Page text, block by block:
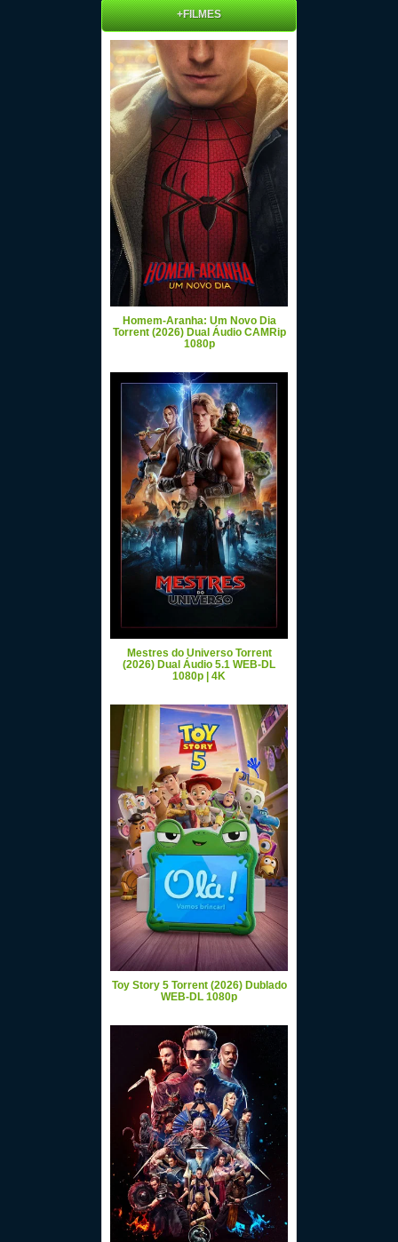
+FILMES
Homem-Aranha: Um Novo Dia
Torrent (2026) Dual Áudio CAMRip
1080p
Mestres do Universo Torrent
(2026) Dual Áudio 5.1 WEB-DL
1080p | 4K
Toy Story 5 Torrent (2026) Dublado
WEB-DL 1080p